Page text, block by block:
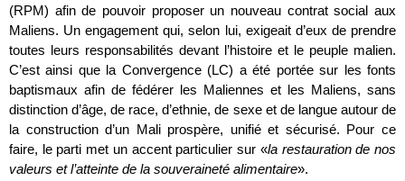
(RPM) afin de pouvoir proposer un nouveau contrat social aux
Maliens. Un engagement qui, selon lui, exigeait d’eux de prendre
toutes leurs responsabilités devant l’histoire et le peuple malien.
C’est ainsi que la Convergence (LC) a été portée sur les fonts
baptismaux afin de fédérer les Maliennes et les Maliens, sans
distinction d’âge, de race, d’ethnie, de sexe et de langue autour de
la construction d’un Mali prospère, unifié et sécurisé. Pour ce
faire, le parti met un accent particulier sur «la restauration de nos
valeurs et l’atteinte de la souveraineté alimentaire».